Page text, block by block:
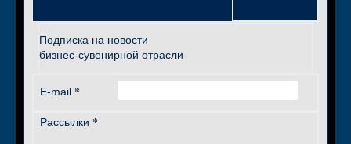
Подписка на новости
бизнес-сувенирной отрасли
E-mail *
Рассылки *